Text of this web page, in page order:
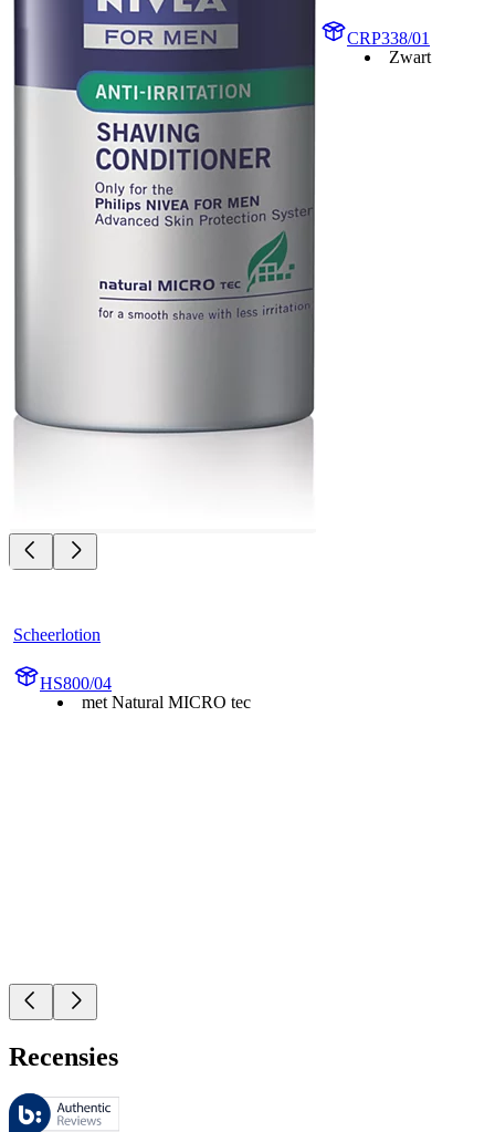
Scheerlotion
HS800/04
met Natural MICRO tec
CRP338/01
Zwart
Recensies
Deze beoordelingen worden beheerd door Bazaarvoice en voldoen